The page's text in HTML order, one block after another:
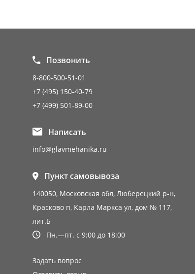
Позвонить
8-800-500-51-01
+7 (495) 150-40-79
+7 (499) 501-89-00
Написать
info@glavmehanika.ru
Пункт самовывоза
140050, Московская обл, Люберецкий р-н,
Красково п, Карла Маркса ул, дом № 117,
лит.Б
Пн.—пт. с 9:00 до 18:00
Задать вопрос